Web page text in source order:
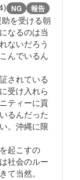
NG 報告
を受ける朝
なるのは当
ないだろう
んでいるん
されている
受け入れら
ティーに貢
るんだった
。沖縄に限
起こすの
社会のルー
て当然。